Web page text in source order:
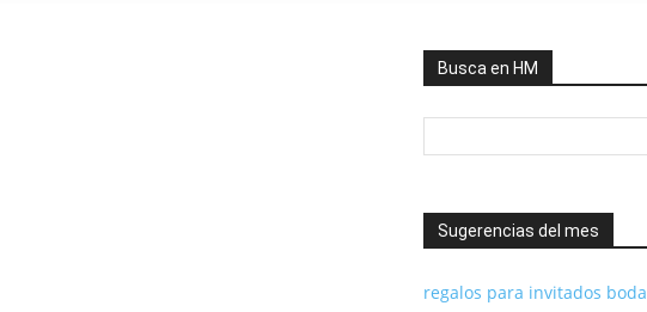
Busca en HM
Sugerencias del mes
regalos para invitados boda